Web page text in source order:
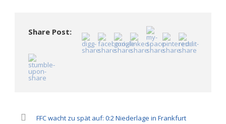
Fenster
geöffnet)
Fenster
geöffnet)
geöffnet)
Share Post:
FFC wacht zu spät auf: 0:2 Niederlage in Frankfurt